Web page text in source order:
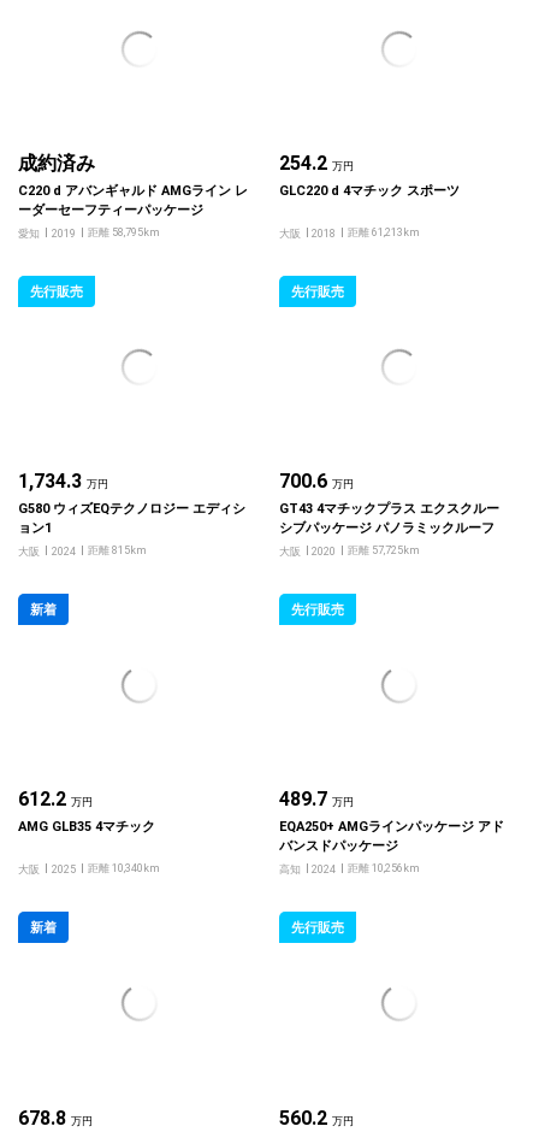
成約済み
C220 d アバンギャルド AMGライン レ
ーダーセーフティーパッケージ
愛知 2019 距離 58,795km
254.2 万円
GLC220 d 4マチック スポーツ
大阪 2018 距離 61,213km
先行販売
1,734.3 万円
G580 ウィズEQテクノロジー エディシ
ョン1
大阪 2024 距離 815km
先行販売
700.6 万円
GT43 4マチックプラス エクスクルー
シブパッケージ パノラミックルーフ
大阪 2020 距離 57,725km
新着
612.2 万円
AMG GLB35 4マチック
大阪 2025 距離 10,340km
先行販売
489.7 万円
EQA250+ AMGラインパッケージ アド
バンスドパッケージ
高知 2024 距離 10,256km
新着
678.8 万円
先行販売
560.2 万円